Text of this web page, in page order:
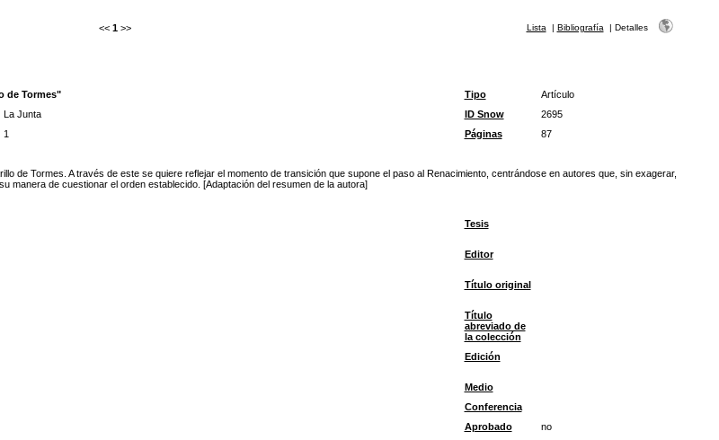
<< 1 >> Lista | Bibliografía | Detalles
de Tormes" Tipo
Artículo
La Junta ID Snow
2695
1 Páginas
87
de Tormes. A través de este se quiere reflejar el momento de transición que supone el paso al Renacimiento, centrándose en autores que, sin exagerar,
de cuestionar el orden establecido. [Adaptación del resumen de la autora]
Tesis
Editor
Título original
Título
abreviado de
la colección
Edición
Medio
Conferencia
Aprobado
no